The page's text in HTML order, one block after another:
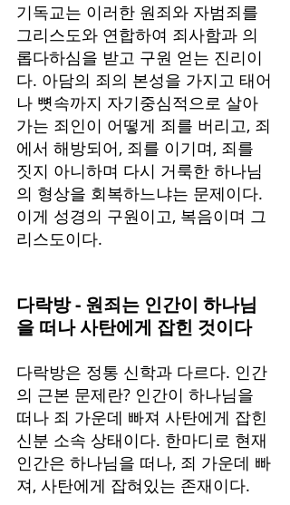
기독교는 이러한 원죄와 자범죄를
그리스도와 연합하여 죄사함과 의
롭다하심을 받고 구원 얻는 진리이
다. 아담의 죄의 본성을 가지고 태어
나 뼛속까지 자기중심적으로 살아
가는 죄인이 어떻게 죄를 버리고, 죄
에서 해방되어, 죄를 이기며, 죄를
짓지 아니하며 다시 거룩한 하나님
의 형상을 회복하느냐는 문제이다.
이게 성경의 구원이고, 복음이며 그
리스도이다.
다락방 - 원죄는 인간이 하나님
을 떠나 사탄에게 잡힌 것이다
다락방은 정통 신학과 다르다. 인간
의 근본 문제란? 인간이 하나님을
떠나 죄 가운데 빠져 사탄에게 잡힌
신분 소속 상태이다. 한마디로 현재
인간은 하나님을 떠나, 죄 가운데 빠
져, 사탄에게 잡혀있는 존재이다.